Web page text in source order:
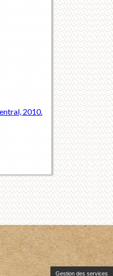
2010.
Gestion des services